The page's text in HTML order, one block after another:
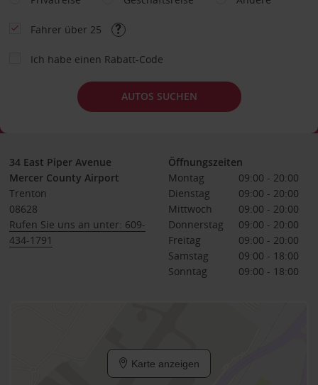
Fahrer über 25
Ich habe einen Rabatt-Code
AUTOS SUCHEN
34 East Piper Avenue
Mercer County Airport
Trenton
08628
Rufen Sie uns an unter: 609-
434-1791
Öffnungszeiten
Montag
09:00 - 20:00
Dienstag
09:00 - 20:00
Mittwoch
09:00 - 20:00
Donnerstag
09:00 - 20:00
Freitag
09:00 - 20:00
Samstag
09:00 - 18:00
Sonntag
09:00 - 18:00
Karte anzeigen